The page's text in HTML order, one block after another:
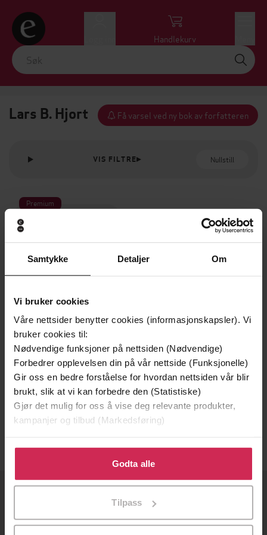
Samtykke Detaljer Om
Vi bruker cookies
Våre nettsider benytter cookies (informasjonskapsler). Vi
bruker cookies til:
Nødvendige funksjoner på nettsiden (Nødvendige)
Forbedrer opplevelsen din på vår nettside (Funksjonelle)
Gir oss en bedre forståelse for hvordan nettsiden vår blir
brukt, slik at vi kan forbedre den (Statistiske)
Gjør det mulig for oss å vise deg relevante produkter,
kampanjer og tilbud (Markedsføring)
Klikk på «Godta alle» for å gi oss ditt samtykke til å
bruke cookies for alle disse formålene. Du kan også
tilpasse ditt samtykke til spesifikke formål ved å klikke
Godta alle
Tilpass
Handlekurv
Lars B. Hjort Få varsel ved ny bok av forfatteren
VIS FILTRE Nullstill
Premium
179,-
Den siste mohikaneren
James Fenimore Cooper
LYDBOK
Om Ebok.no